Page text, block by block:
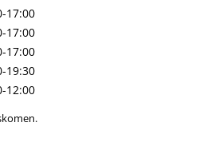
17:00
17:00
17:00
19:30
12:00